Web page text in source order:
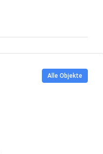
Alle Objekte